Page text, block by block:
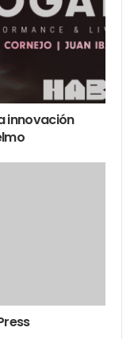
del repertorio
Mudo… y en el
Misenti son
de
dirección
Estévez, la
producción
innovación